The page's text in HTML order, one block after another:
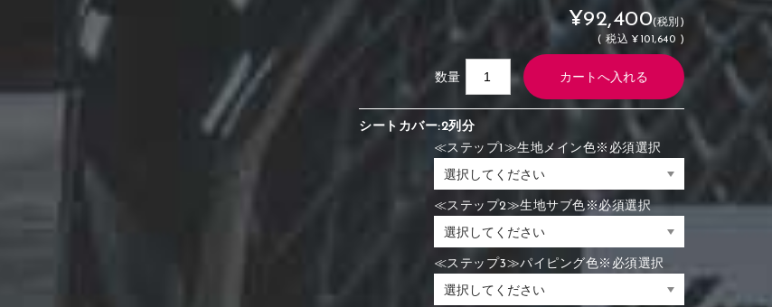
¥92,400(税別)
( 税込 ¥101,640 )
数量
シートカバー:2列分
≪ステップ1≫生地メイン色※必須選択
≪ステップ2≫生地サブ色※必須選択
≪ステップ3≫パイピング色※必須選択